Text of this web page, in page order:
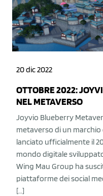
20 dic 2022
OTTOBRE 2022:
NEL METAVERSO
Joyvio Blueberry
metaverso di un
lanciato ufficialmente il
mondo digitale
Wing Mau Group ha
piattaforme dei social
[…]